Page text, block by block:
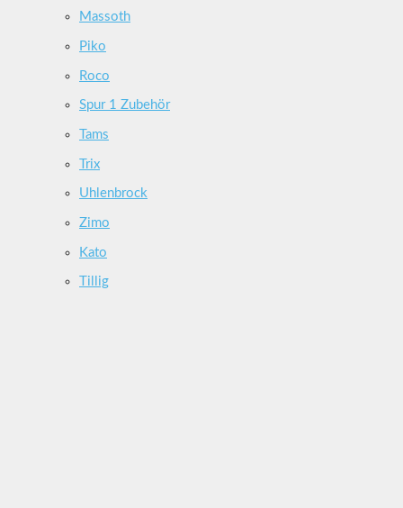
Massoth
Piko
Roco
Spur 1 Zubehör
Tams
Trix
Uhlenbrock
Zimo
Kato
Tillig